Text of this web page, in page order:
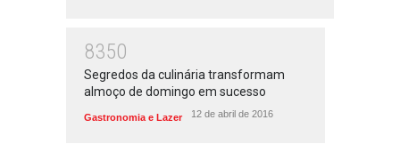
8350
Segredos da culinária transformam
almoço de domingo em sucesso
Gastronomia e Lazer 12 de abril de 2016